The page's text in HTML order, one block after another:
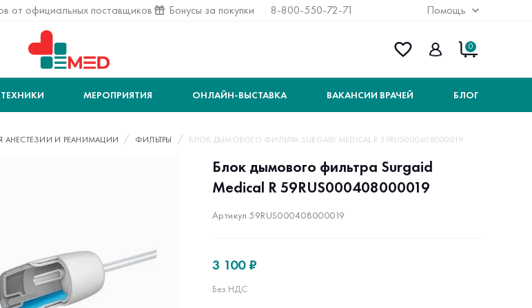
от официальных поставщиков Бонусы за покупки 8-800-550-72-71 Помощь
0
МЕРОПРИЯТИЯ ОНЛАЙН-ВЫСТАВКА ВАКАНСИИ ВРАЧЕЙ БЛОГ
АНЕСТЕЗИИ И РЕАНИМАЦИИ ФИЛЬТРЫ БЛОК ДЫМОВОГО ФИЛЬТРА SURGAID MEDICAL R 59RUS000408000019
Блок дымового фильтра Surgaid
Medical R 59RUS000408000019
Артикул 59RUS000408000019
3 100 ₽
Без НДС